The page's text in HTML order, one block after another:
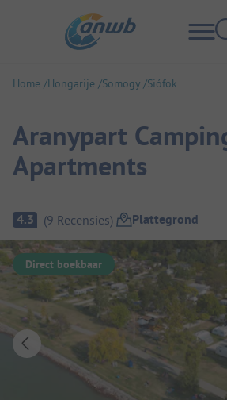
Home Hongarije Somogy Siófok
Aranypart
Apartments
Camping overzicht
4.3 (9 Recensies) Plattegrond
Direct boekbaar